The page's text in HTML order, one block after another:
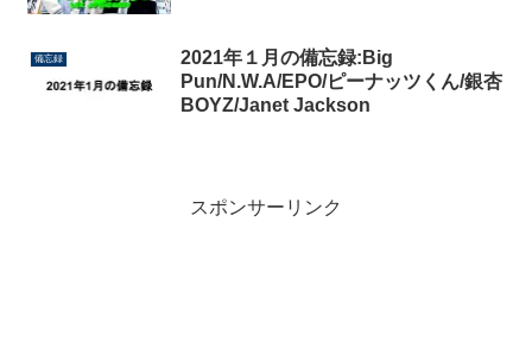
備忘録
2021年１月の備忘録:Big
Pun/N.W.A/EPO/ピーナッツくん/銀杏
BOYZ/Janet Jackson
スポンサーリンク